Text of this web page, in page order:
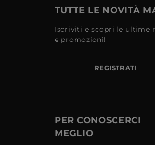
TUTTE LE NOVITÀ
Iscriviti e scopri le ultime
e promozioni!
REGISTRATI
PER CONOSCERCI
MEGLIO